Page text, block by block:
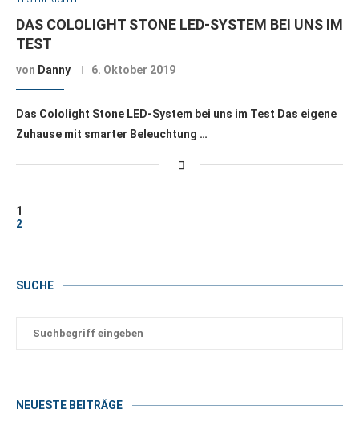
DAS COLOLIGHT STONE LED-SYSTEM BEI UNS IM
TEST
von Danny 6. Oktober 2019
Das Cololight Stone LED-System bei uns im Test Das eigene
Zuhause mit smarter Beleuchtung …
1
2
SUCHE
NEUESTE BEITRÄGE